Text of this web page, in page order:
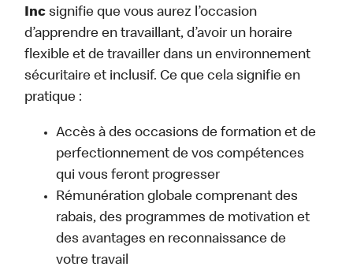
Incsignifie que vous aurez l’occasion
d’apprendre en travaillant, d’avoir un horaire
flexible et de travailler dans un environnement
sécuritaire et inclusif. Ce que cela signifie en
pratique :
Accès à des occasions de formation et de
perfectionnement de vos compétences
qui vous feront progresser
Rémunération globale comprenant des
rabais, des programmes de motivation et
des avantages en reconnaissance de
votre travail